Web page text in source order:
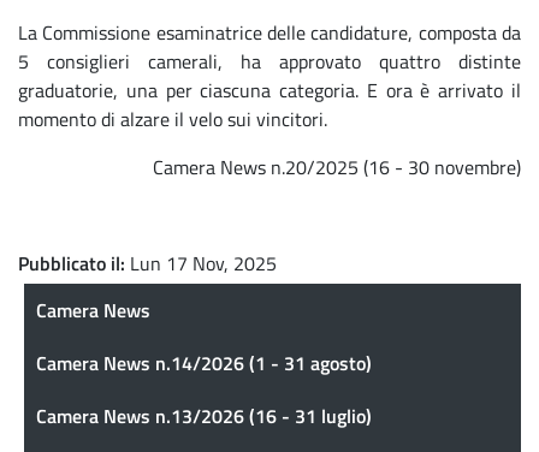
La Commissione esaminatrice delle candidature, composta da
5 consiglieri camerali, ha approvato quattro distinte
graduatorie, una per ciascuna categoria. E ora è arrivato il
momento di alzare il velo sui vincitori.
Camera News n.20/2025 (16 - 30 novembre)
Pubblicato il Lun 17 Nov, 2025
Camera News
Camera News
Camera News n.14/2026 (1 - 31 agosto)
Camera News n.13/2026 (16 - 31 luglio)